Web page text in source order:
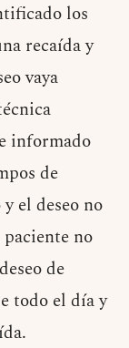
los
recaída y
vaya
informado
de
el deseo no
no
de
todo el día y